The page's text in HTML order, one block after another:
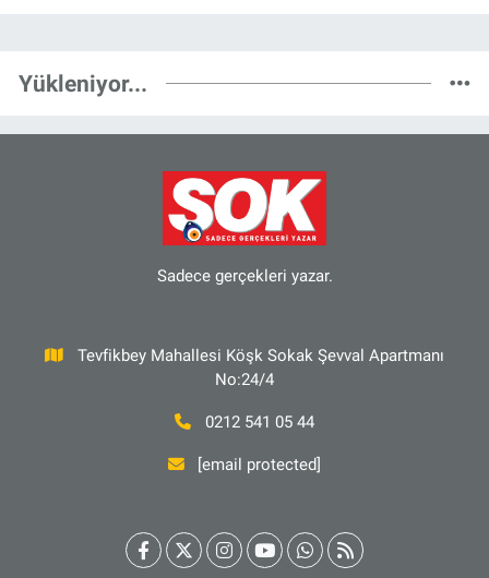
Yükleniyor...
Sadece gerçekleri yazar.
Tevfikbey Mahallesi Köşk Sokak Şevval Apartmanı
No:24/4
0212 541 05 44
[email protected]